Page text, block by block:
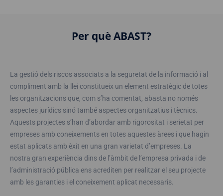
Per què ABAST?
La gestió dels riscos associats a la seguretat de la informació i al
compliment amb la llei constitueix un element estratègic de totes
les organitzacions que, com s’ha comentat, abasta no només
aspectes jurídics sinó també aspectes organitzatius i tècnics.
Aquests projectes s’han d’abordar amb rigorositat i serietat per
empreses amb coneixements en totes aquestes àrees i que hagin
estat aplicats amb èxit en una gran varietat d’empreses. La
nostra gran experiència dins de l’àmbit de l’empresa privada i de
l’administració pública ens acrediten per realitzar el seu projecte
amb les garanties i el coneixement aplicat necessaris.